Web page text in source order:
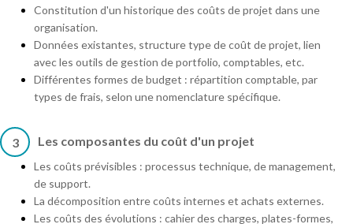
Constitution d'un historique des coûts de projet dans une
organisation.
Données existantes, structure type de coût de projet, lien
avec les outils de gestion de portfolio, comptables, etc.
Différentes formes de budget : répartition comptable, par
types de frais, selon une nomenclature spécifique.
3 Les composantes du coût d'un projet
Les coûts prévisibles : processus technique, de management,
de support.
La décomposition entre coûts internes et achats externes.
Les coûts des évolutions : cahier des charges, plates-formes,